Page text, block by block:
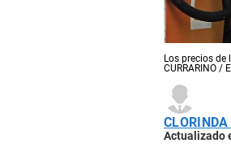
Los precios de
CURRARINO /
CLORINDA
Actualizado